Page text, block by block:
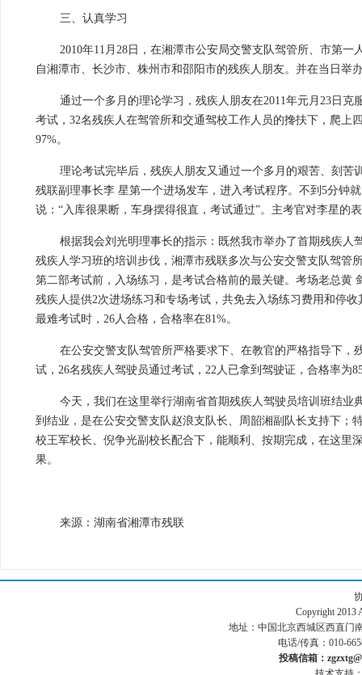
三、认真学习
2010年11月28日，在湘潭市公安局交警支队驾管所、市第
自湘潭市、长沙市、株州市和邵阳市的残疾人朋友。并在当日举
通过一个多月的理论学习，残疾人朋友在2011年元月23日
考试，32名残疾人在驾管所和交通驾校工作人员的搀扶下，爬上
97%。
理论考试完毕后，残疾人朋友又通过一个多月的艰苦、刻苦
残联副理事长李 星第一个进场发车，进入考试程序。不到5分钟
说：“入库很果断，车身摆得很直，考试通过”。主考官对李星的
根据我会刘光明理事长的指示：既然我市举办了首期残疾
残疾人学习班的培训步伐，湘潭市残联多次与公安交警支队驾管
第二部考试前，入场练习，是考试合格前的最关键。考场老总黄
残疾人提供2次进场练习和专场考试，共免去入场练习费用和停
最难考试时，26人合格，合格率在81%。
在公安交警支队驾管所严格要求下、在教官的严格指导下
试，26名残疾人驾驶员通过考试，22人已拿到驾驶证，合格率为
今天，我们在这里举行湖南省首期残疾人驾驶员培训班结
到结业，是在公安交警支队赵浪支队长、周韶湘副队长支持下；
校王军校长、倪争光副校长配合下，能顺利、按期完成，在这里
果。
来源：湖南省湘潭市残联
Copyright 2013
地址：中国北京西城区西直门
电话/传真：010-
投稿信箱：